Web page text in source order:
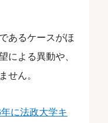
あるケースがほ
による異動や、
せん。
に法政大学キ